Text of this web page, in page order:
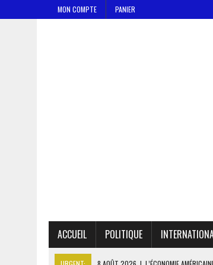
MON COMPTE PANIER
ACCUEIL POLITIQUE